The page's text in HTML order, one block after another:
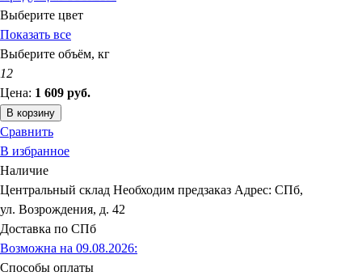
Выберите цвет
Показать все
Выберите объём, кг
12
Цена: 1 609 руб.
В корзину
Сравнить
В избранное
Наличие
Центральный склад Необходим предзаказ Адрес: СПб,
ул. Возрождения, д. 42
Доставка по СПб
Возможна на 09.08.2026:
Способы оплаты